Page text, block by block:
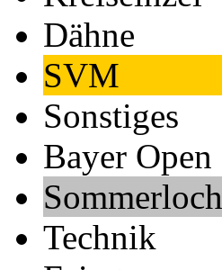
Dähne
SVM
Sonstiges
Bayer Open
Sommerloch
Technik